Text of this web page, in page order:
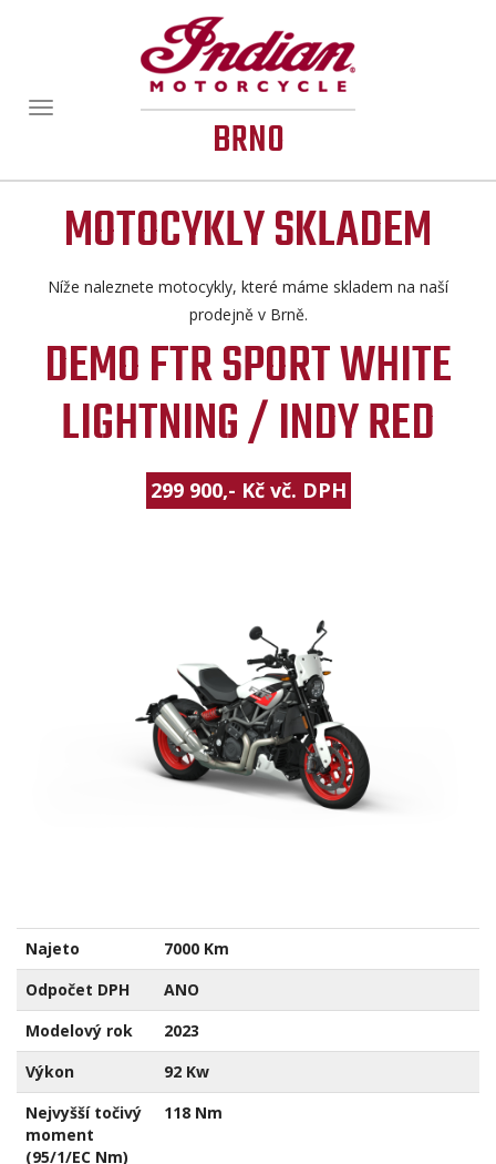
BRNO
Zobrazit/skrýt
MOTOCYKLY SKLADEM
Níže naleznete motocykly, které máme skladem na naší
prodejně v Brně.
DEMO FTR SPORT WHITE
LIGHTNING / INDY RED
299 900,- Kč vč. DPH
Najeto
7000 Km
Odpočet DPH
ANO
Modelový rok
2023
Výkon
92 Kw
Nejvyšší točivý
moment
(95/1/EC Nm)
118 Nm